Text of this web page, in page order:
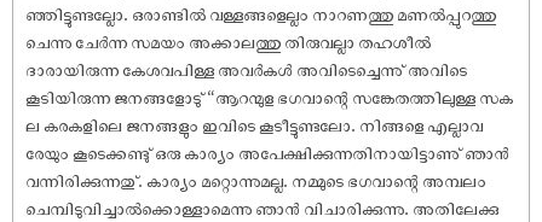
ഞ്ഞിട്ടുണ്ടല്ലോ. ഒരാണ്ടിൽ വള്ളങ്ങളെല്ലം നാറണത്തു മണൽപ്പുറത്തു
ചെന്നു ചേർന്ന സമയം അക്കാലത്തു തിരുവല്ലാ തഹശീൽ
ദാരായിരുന്ന കേശവപിള്ള അവർകൾ അവിടെച്ചെന്നു് അവിടെ
കൂടിയിരുന്ന ജനങ്ങളോടു് “ആറന്മുള ഭഗവാന്റെ സങ്കേതത്തിലുള്ള സക
ല കരകളിലെ ജനങ്ങളും ഇവിടെ കൂടീട്ടുണ്ടലോ. നിങ്ങളെ എല്ലാവ
രേയും കൂടെക്കണ്ടു് ഒരു കാര്യം അപേക്ഷിക്കുന്നതിനായിട്ടാണു് ഞാൻ
വന്നിരിക്കുന്നതു്. കാര്യം മറ്റൊന്നുമല്ല. നമ്മുടെ ഭഗവാന്റെ അമ്പലം
ചെമ്പിടുവിച്ചാൽക്കൊള്ളാമെന്നു ഞാൻ വിചാരിക്കുന്നു. അതിലേക്കു